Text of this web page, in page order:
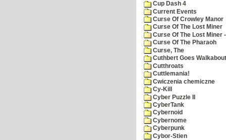
Cup Dash 4
Current Events
Curse Of Crowley Manor
Curse Of The Lost Miner
Curse Of The Lost Miner
Curse Of The Pharaoh
Curse, The
Cuthbert Goes Walkabout
Cutthroats
Cuttlemania!
Cwiczenia chemiczne
Cy-Kill
Cyber Puzzle II
CyberTank
Cybernoid
Cybernome
Cyberpunk
Cybor-Stien